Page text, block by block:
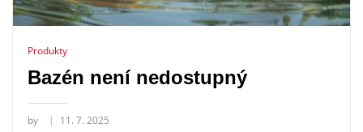
Produkty
Bazén není nedostupný
by 11. 7. 2025